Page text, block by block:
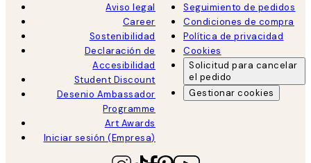
Aviso legal
Career
Sostenibilidad
Declaración de
Accesibilidad
Student Discount
Desenio Ambassador
Programme
Art Awards
Iniciar sesión (Empresa)
Seguimiento de pedidos
Condiciones de compra
Política de privacidad
Cookies
Solicitud para cancelar
el pedido
Gestionar cookies